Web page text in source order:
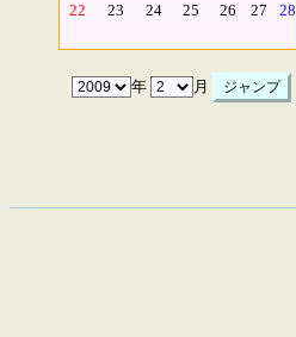
22
23 24 25 26 27 28
年 月